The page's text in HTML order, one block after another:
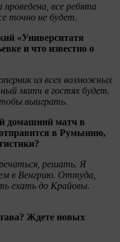
все ребята
точно не будет.
«Университатя
и что известно о
из всех возможных
матч в гостях будет.
выиграть.
домашний матч в
в Румынию,
решать. Я
в Венгрию. Оттуда,
ехать до Крайовы.
Ждете новых